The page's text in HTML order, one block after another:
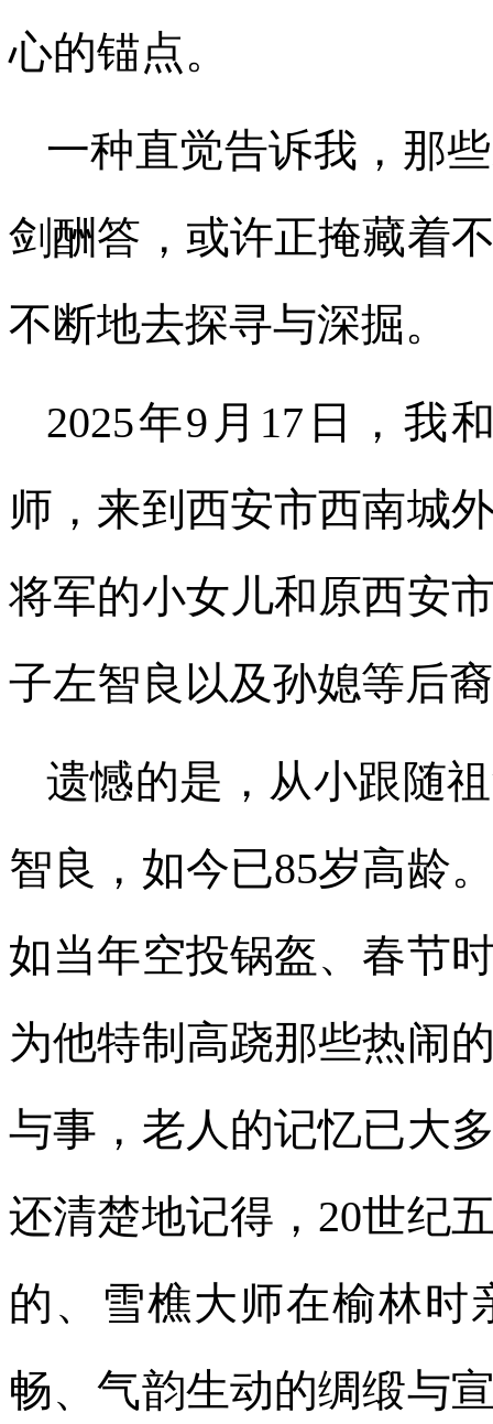
心的锚点。
一种直觉告诉我，那
剑酬答，或许正掩藏着
不断地去探寻与深掘。
2025年9月17日，我
师，来到西安市西南城
将军的小女儿和原西安
子左智良以及孙媳等后
遗憾的是，从小跟随
智良，如今已85岁高龄
如当年空投锅盔、春节
为他特制高跷那些热闹
与事，老人的记忆已大
还清楚地记得，20世纪
的、雪樵大师在榆林时
畅、气韵生动的绸缎与